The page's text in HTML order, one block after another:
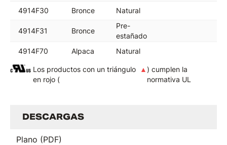
4914F30
Bronce Natural
4914F31 Bronce
Pre-
estañado
4914F70
Alpaca Natural
Los productos con un triángulo
en rojo (
▲ ) cumplen la
normativa UL
DESCARGAS
Plano (PDF)